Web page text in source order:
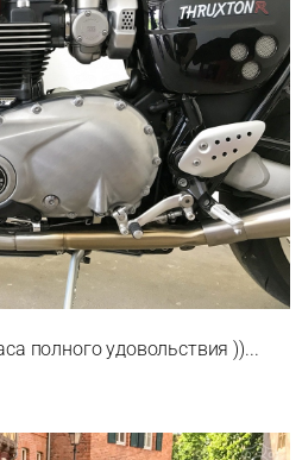
полного удовольствия ))...